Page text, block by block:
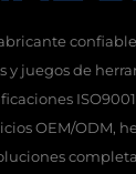
y juegos de
OEM/ODM,